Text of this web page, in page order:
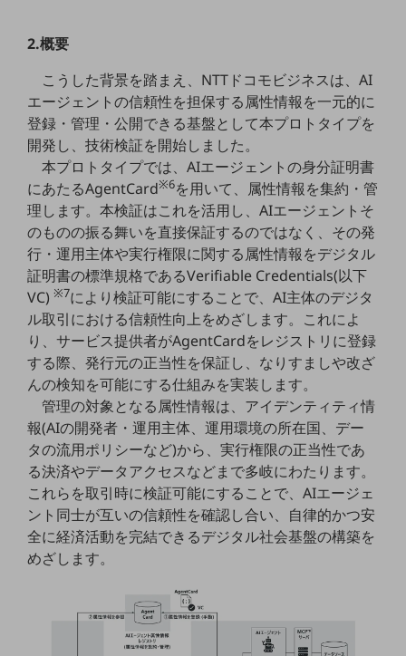
業種・業態で探すTOP
一次産業
医療・介護
モビリティ
製造・建設業
小売業
キーワードで探す
モバイルTOP
法人向けスマホ・携帯に関する、
おすすめの機種、料金やサービスをご紹介
製品TOP
ビジネス向けスマートフォン
タフネススマートフォン
データ通信製品
ドコモケータイ
2.概要
こうした背景を踏まえ、NTTドコモビジネスは、AI
エージェントの信頼性を担保する属性情報を一元的に
登録・管理・公開できる基盤として本プロトタイプを
開発し、技術検証を開始しました。
本プロトタイプでは、AIエージェントの身分証明書
にあたるAgentCard※6を用いて、属性情報を集約・管
理します。本検証はこれを活用し、AIエージェントそ
のものの振る舞いを直接保証するのではなく、その発
行・運用主体や実行権限に関する属性情報をデジタル
証明書の標準規格であるVerifiable Credentials(以下
VC)※7により検証可能にすることで、AI主体のデジタ
ル取引における信頼性向上をめざします。これによ
り、サービス提供者がAgentCardをレジストリに登録
する際、発行元の正当性を保証し、なりすましや改ざ
んの検知を可能にする仕組みを実装します。
管理の対象となる属性情報は、アイデンティティ情
報(AIの開発者・運用主体、運用環境の所在国、デー
タの流用ポリシーなど)から、実行権限の正当性であ
る決済やデータアクセスなどまで多岐にわたります。
これらを取引時に検証可能にすることで、AIエージェ
ント同士が互いの信頼性を確認し合い、自律的かつ安
全に経済活動を完結できるデジタル社会基盤の構築を
めざします。